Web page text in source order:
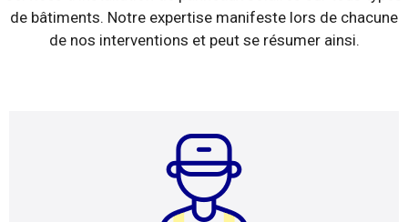
de bâtiments. Notre expertise manifeste lors de chacune
de nos interventions et peut se résumer ainsi.